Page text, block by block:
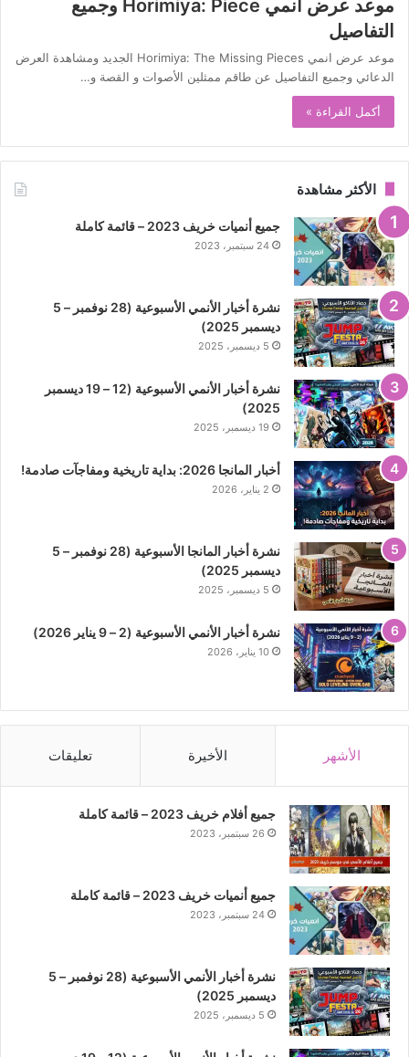
موعد عرض انمي Horimiya: Piece وجميع
التفاصيل
موعد عرض انمي Horimiya: The Missing Pieces الجديد ومشاهدة العرض
الدعائي وجميع التفاصيل عن طاقم ممثلين الأصوات و القصة و…
أكمل القراءة »
الأكثر مشاهدة
جميع أنميات خريف 2023 – قائمة كاملة
24 سبتمبر، 2023
نشرة أخبار الأنمي الأسبوعية (28 نوفمبر – 5
ديسمبر 2025)
5 ديسمبر، 2025
نشرة أخبار الأنمي الأسبوعية (12 – 19 ديسمبر
2025)
19 ديسمبر، 2025
أخبار المانجا 2026: بداية تاريخية ومفاجآت صادمة!
2 يناير، 2026
نشرة أخبار المانجا الأسبوعية (28 نوفمبر – 5
ديسمبر 2025)
5 ديسمبر، 2025
نشرة أخبار الأنمي الأسبوعية (2 – 9 يناير 2026)
10 يناير، 2026
الأشهر الأخيرة تعليقات
جميع أفلام خريف 2023 – قائمة كاملة
26 سبتمبر، 2023
جميع أنميات خريف 2023 – قائمة كاملة
24 سبتمبر، 2023
نشرة أخبار الأنمي الأسبوعية (28 نوفمبر – 5
ديسمبر 2025)
5 ديسمبر، 2025